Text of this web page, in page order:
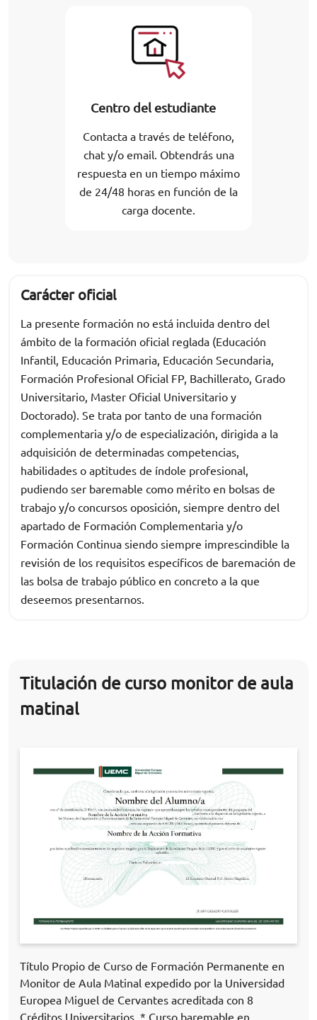
Centro del estudiante
Contacta a través de teléfono,
chat y/o email. Obtendrás una
respuesta en un tiempo máximo
de 24/48 horas en función de la
carga docente.
Carácter oficial
La presente formación no está incluida dentro del
ámbito de la formación oficial reglada (Educación
Infantil, Educación Primaria, Educación Secundaria,
Formación Profesional Oficial FP, Bachillerato, Grado
Universitario, Master Oficial Universitario y
Doctorado). Se trata por tanto de una formación
complementaria y/o de especialización, dirigida a la
adquisición de determinadas competencias,
habilidades o aptitudes de índole profesional,
pudiendo ser baremable como mérito en bolsas de
trabajo y/o concursos oposición, siempre dentro del
apartado de Formación Complementaria y/o
Formación Continua siendo siempre imprescindible la
revisión de los requisitos específicos de baremación de
las bolsa de trabajo público en concreto a la que
deseemos presentarnos.
Titulación de curso monitor de aula
matinal
Título Propio de Curso de Formación Permanente en
Monitor de Aula Matinal expedido por la Universidad
Europea Miguel de Cervantes acreditada con 8
Créditos Universitarios. * Curso baremable en